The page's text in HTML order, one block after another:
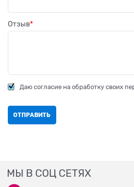
Отзыв
Даю согласие на обработку своих
МЫ В СОЦ СЕТЯХ